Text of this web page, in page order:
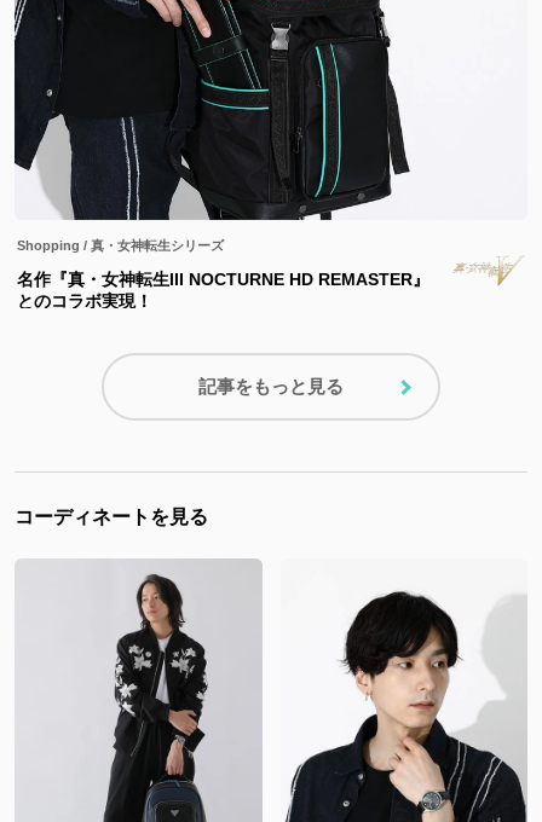
Shopping / 真・女神転生シリーズ
名作『真・女神転生III NOCTURNE HD REMASTER』
とのコラボ実現！
記事をもっと見る
コーディネートを見る